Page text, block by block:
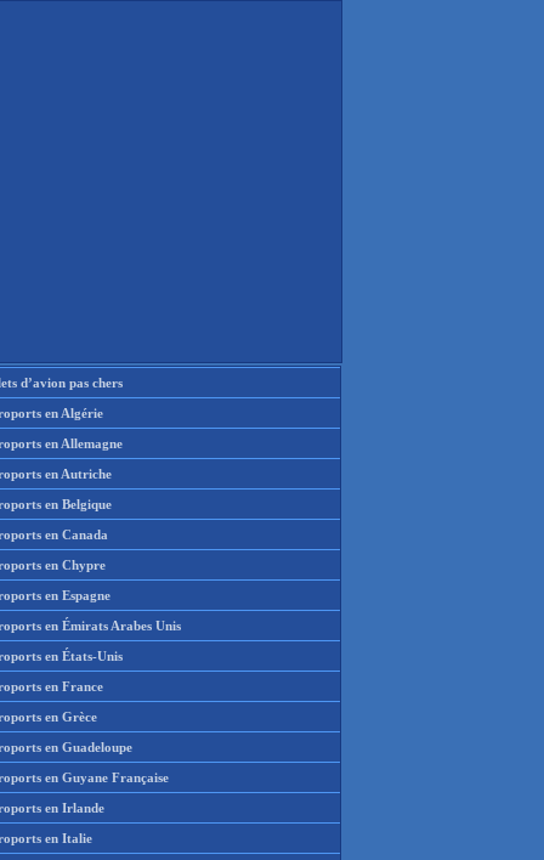
d’avion pas chers
en Algérie
en Allemagne
en Autriche
en Belgique
en Canada
en Chypre
en Espagne
en Émirats Arabes Unis
en États-Unis
en France
en Grèce
en Guadeloupe
en Guyane Française
en Irlande
en Italie